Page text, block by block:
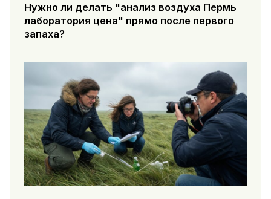
Нужно ли делать "анализ воздуха Пермь
лаборатория цена" прямо после первого
запаха?